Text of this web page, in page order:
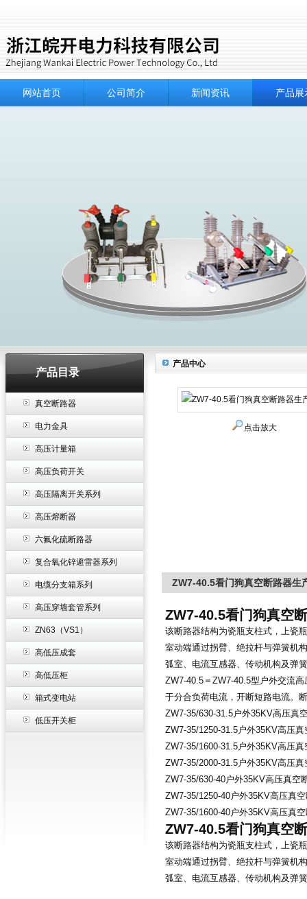
网站首页 公司简介 新闻资讯 产品展
产品目录
真空断路器
电力金具
高压计量箱
高压负荷开关
高压隔离开关系列
高压熔断器
六氟化硫断路器
复合氧化锌避雷器系列
电缆分支箱系列
高压穿墙套管系列
ZN63（VS1）
高低压成套
高低压柜
箱式变电站
低压开关柜
产品中心
点击放大
ZW7-40.5看门狗真空断路器生
ZW7-40.5看门狗真空
该断路器结构为瓷瓶支柱式，上瓷
室动端通过拐臂、绝拉杆与弹簧机
弧室、电流互感器、传动机构及弹
ZW7-40.5＝ZW7-40.5型户外交流
于分合负荷电流，开断短路电流。
ZW7-35/630-31.5户外35KV高压真
ZW7-35/1250-31.5户外35KV高压真
ZW7-35/1600-31.5户外35KV高压真
ZW7-35/2000-31.5户外35KV高压真
ZW7-35/630-40户外35KV高压真空
ZW7-35/1250-40户外35KV高压真
ZW7-35/1600-40户外35KV高压真
ZW7-40.5看门狗真空
该断路器结构为瓷瓶支柱式，上瓷
室动端通过拐臂、绝拉杆与弹簧机
弧室、电流互感器、传动机构及弹